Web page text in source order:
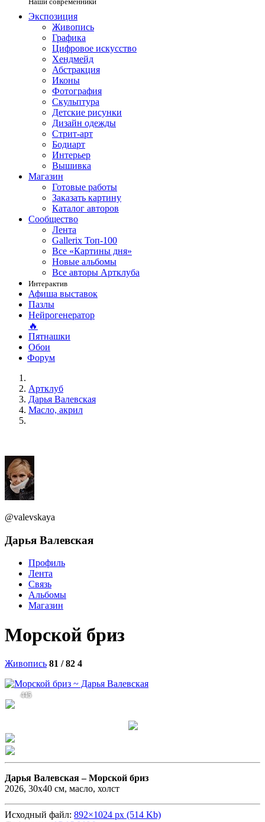
Экспозиция
Живопись
Графика
Цифровое искусство
Хендмейд
Абстракция
Иконы
Фотография
Скульптура
Детские рисунки
Дизайн одежды
Стрит-арт
Бодиарт
Интерьер
Вышивка
Магазин
Готовые работы
Заказать картину
Каталог авторов
Сообщество
Лента
Gallerix Топ-100
Все «Картины дня»
Новые альбомы
Все авторы Артклуба
Интерактив
Афиша выставок
Пазлы
Нейрогенератор
🔥
Пятнашки
Обои
Форум
Артклуб
Дарья Валевская
Масло, акрил
@valevskaya
Дарья Валевская
Профиль
Лента
Связь
Альбомы
Магазин
Морской бриз
Живопись 81 / 82 4
445
Дарья Валевская –Морской бриз
2026, 30х40 см, масло, холст
Исходный файл: 892×1024 px (514 Kb)